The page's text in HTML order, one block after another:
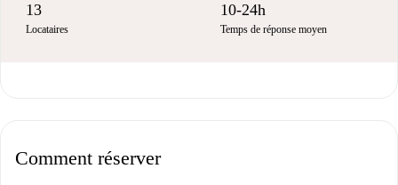
13
Locataires
10-24h
Temps de réponse moyen
Comment réserver